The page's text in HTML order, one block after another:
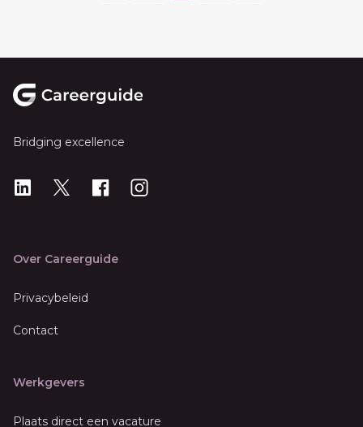
Bridging excellence
LinkedIn
X Instagram
Over Careerguide
Privacybeleid
Contact
Werkgevers
Plaats direct een vacature